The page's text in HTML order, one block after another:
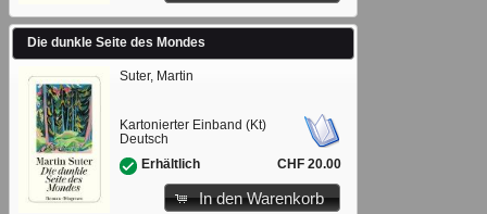
Die dunkle Seite des Mondes
Suter, Martin
Kartonierter Einband (Kt)
Deutsch
Erhältlich
CHF 20.00
In den Warenkorb